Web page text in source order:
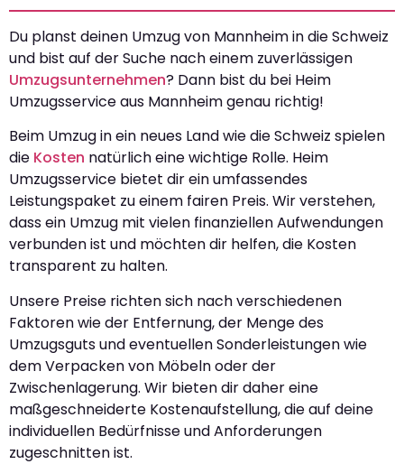
Du planst deinen Umzug von Mannheim in die Schweiz
und bist auf der Suche nach einem zuverlässigen
Umzugsunternehmen? Dann bist du bei Heim
Umzugsservice aus Mannheim genau richtig!
Beim Umzug in ein neues Land wie die Schweiz spielen
die Kosten natürlich eine wichtige Rolle. Heim
Umzugsservice bietet dir ein umfassendes
Leistungspaket zu einem fairen Preis. Wir verstehen,
dass ein Umzug mit vielen finanziellen Aufwendungen
verbunden ist und möchten dir helfen, die Kosten
transparent zu halten.
Unsere Preise richten sich nach verschiedenen
Faktoren wie der Entfernung, der Menge des
Umzugsguts und eventuellen Sonderleistungen wie
dem Verpacken von Möbeln oder der
Zwischenlagerung. Wir bieten dir daher eine
maßgeschneiderte Kostenaufstellung, die auf deine
individuellen Bedürfnisse und Anforderungen
zugeschnitten ist.